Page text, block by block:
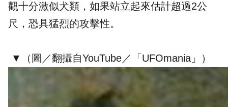
觀十分激似犬類，如果站立起來估計超過2公
尺，恐具猛烈的攻擊性。
▼（圖／翻攝自YouTube​／​ 「UFOmania」 ）